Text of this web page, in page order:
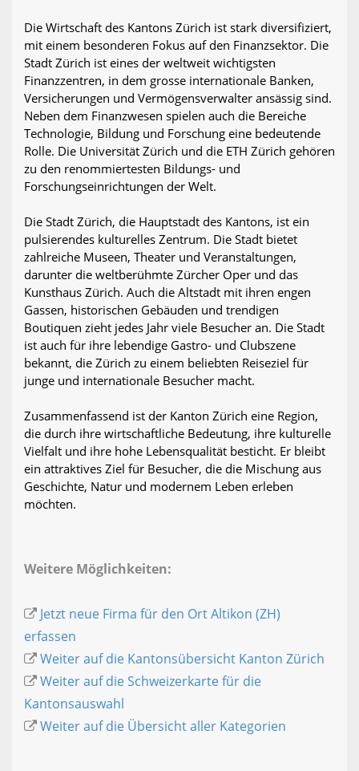
Die Wirtschaft des Kantons Zürich ist stark diversifiziert,
mit einem besonderen Fokus auf den Finanzsektor. Die
Stadt Zürich ist eines der weltweit wichtigsten
Finanzzentren, in dem grosse internationale Banken,
Versicherungen und Vermögensverwalter ansässig sind.
Neben dem Finanzwesen spielen auch die Bereiche
Technologie, Bildung und Forschung eine bedeutende
Rolle. Die Universität Zürich und die ETH Zürich gehören
zu den renommiertesten Bildungs- und
Forschungseinrichtungen der Welt.
Die Stadt Zürich, die Hauptstadt des Kantons, ist ein
pulsierendes kulturelles Zentrum. Die Stadt bietet
zahlreiche Museen, Theater und Veranstaltungen,
darunter die weltberühmte Zürcher Oper und das
Kunsthaus Zürich. Auch die Altstadt mit ihren engen
Gassen, historischen Gebäuden und trendigen
Boutiquen zieht jedes Jahr viele Besucher an. Die Stadt
ist auch für ihre lebendige Gastro- und Clubszene
bekannt, die Zürich zu einem beliebten Reiseziel für
junge und internationale Besucher macht.
Zusammenfassend ist der Kanton Zürich eine Region,
die durch ihre wirtschaftliche Bedeutung, ihre kulturelle
Vielfalt und ihre hohe Lebensqualität besticht. Er bleibt
ein attraktives Ziel für Besucher, die die Mischung aus
Geschichte, Natur und modernem Leben erleben
möchten.
Weitere Möglichkeiten:
Jetzt neue Firma für den Ort Altikon (ZH)
erfassen
Weiter auf die Kantonsübersicht Kanton Zürich
Weiter auf die Schweizerkarte für die
Kantonsauswahl
Weiter auf die Übersicht aller Kategorien